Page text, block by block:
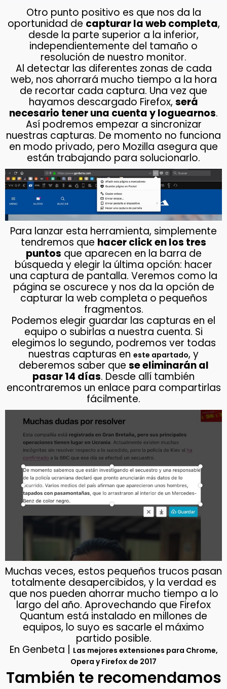
Otro punto positivo es que nos da la
oportunidad de capturar la web completa,
desde la parte superior a la inferior,
independientemente del tamaño o
resolución de nuestro monitor.
Al detectar las diferentes zonas de cada
web, nos ahorrará mucho tiempo a la hora
de recortar cada captura. Una vez que
hayamos descargado Firefox, será
necesario tener una cuenta y loguearnos.
Así podremos empezar a sincronizar
nuestras capturas. De momento no funciona
en modo privado, pero Mozilla asegura que
están trabajando para solucionarlo.
Para lanzar esta herramienta, simplemente
tendremos que hacer click en los tres
puntos que aparecen en la barra de
búsqueda y elegir la última opción: hacer
una captura de pantalla. Veremos como la
página se oscurece y nos da la opción de
capturar la web completa o pequeños
fragmentos.
Podemos elegir guardar las capturas en el
equipo o subirlas a nuestra cuenta. Si
elegimos lo segundo, podremos ver todas
nuestras capturas en este apartado, y
deberemos saber que se eliminarán al
pasar 14 días. Desde allí también
encontraremos un enlace para compartirlas
fácilmente.
Muchas veces, estos pequeños trucos pasan
totalmente desapercibidos, y la verdad es
que nos pueden ahorrar mucho tiempo a lo
largo del año. Aprovechando que Firefox
Quantum está instalado en millones de
equipos, lo suyo es sacarle el máximo
partido posible.
En Genbeta | Las mejores extensiones para Chrome,
Opera y Firefox de 2017
También te recomendamos